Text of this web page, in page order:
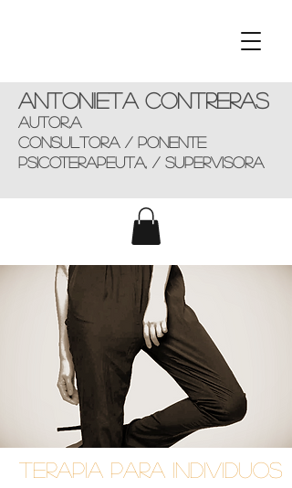
Antonieta Contreras
AUTOR,a
consultorA / ponente
Psicoterapeuta, / supervisora
TERAPIA PARA INDIVIDUOS